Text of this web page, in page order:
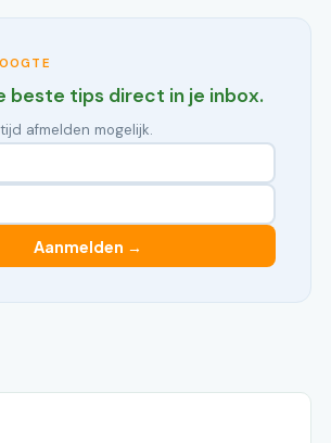
beste tips direct in je inbox.
afmelden mogelijk.
Aanmelden →